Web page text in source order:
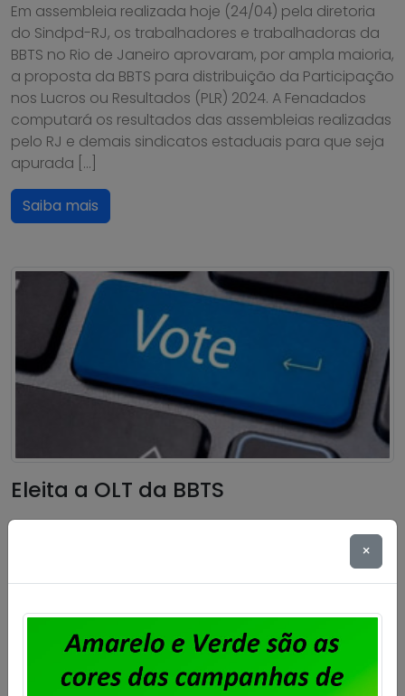
Em assembleia realizada hoje (24/04) pela diretoria
do Sindpd-RJ, os trabalhadores e trabalhadoras da
BBTS no Rio de Janeiro aprovaram, por ampla maioria,
a proposta da BBTS para distribuição da Participação
nos Lucros ou Resultados (PLR) 2024. A Fenadados
computará os resultados das assembleias realizadas
pelo RJ e demais sindicatos estaduais para que seja
apurada […]
Saiba mais
Eleita a OLT da BBTS
Foi eleita a Organização por Local de Trabalho dos
publicado no site do Sindicato. A chapa Força e
União foi eleita com 94% dos votos para mandato de
dois (dois) anos, com início no dia 12 de novembro […]
×